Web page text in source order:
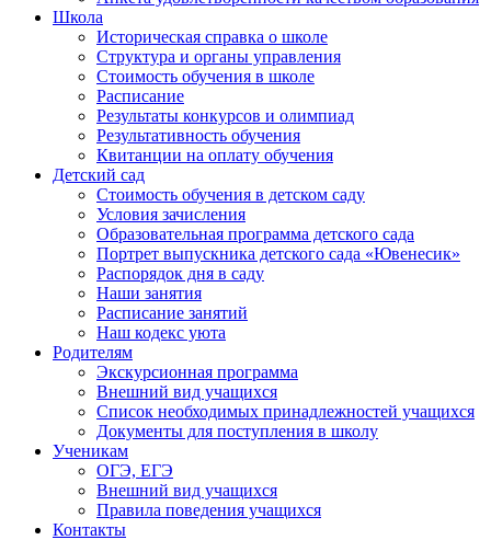
Школа
Историческая справка о школе
Структура и органы управления
Стоимость обучения в школе
Расписание
Результаты конкурсов и олимпиад
Результативность обучения
Квитанции на оплату обучения
Детский сад
Стоимость обучения в детском саду
Условия зачисления
Образовательная программа детского сада
Портрет выпускника детского сада «Ювенесик»
Распорядок дня в саду
Наши занятия
Расписание занятий
Наш кодекс уюта
Родителям
Экскурсионная программа
Внешний вид учащихся
Список необходимых принадлежностей учащихся
Документы для поступления в школу
Ученикам
ОГЭ, ЕГЭ
Внешний вид учащихся
Правила поведения учащихся
Контакты